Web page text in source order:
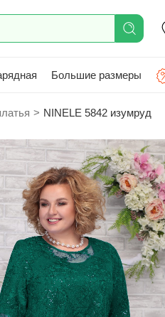
Большие размеры
> NINELE 5842 изумруд